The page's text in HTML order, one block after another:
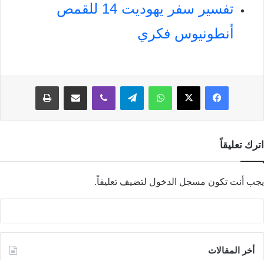
تفسير سفر يهوديت 14 للقمص
أنطونيوس فكري
فيسبوك‫X واتسابتيلقرامڤايبر مشاركة عبر البريد طباعة
اترك تعليقاً
يجب أنت تكون مسجل الدخول لتضيف تعليقاً.
أخر المقالات